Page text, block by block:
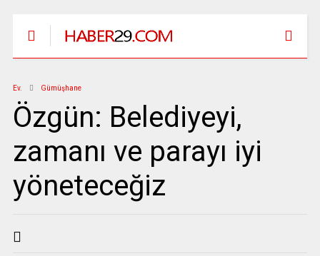
Ev. Gümüşhane
Özgün: Belediyeyi,
zamanı ve parayı iyi
yöneteceğiz